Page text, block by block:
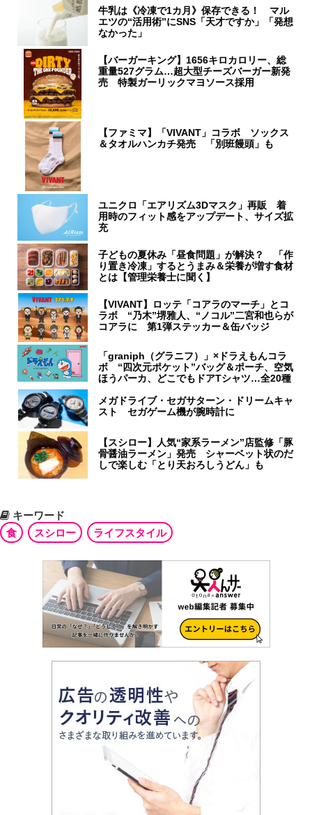
牛乳は《冷凍で1カ月》保存できる！ マル
エツの“活用術”にSNS「天才ですか」「発想
なかった」
【バーガーキング】1656キロカロリー、総
重量527グラム…超大型チーズバーガー新発
売 特製ガーリックマヨソース採用
【ファミマ】「VIVANT」コラボ ソックス
＆タオルハンカチ発売 「別班饅頭」も
ユニクロ「エアリズム3Dマスク」再販 着
用時のフィット感をアップデート、サイズ拡
充
子どもの夏休み「昼食問題」が解決？ 「作
り置き冷凍」するとうまみ＆栄養が増す食材
とは【管理栄養士に聞く】
【VIVANT】ロッテ「コアラのマーチ」とコ
ラボ “乃木”堺雅人、“ノコル”二宮和也らが
コアラに 第1弾ステッカー＆缶バッジ
「graniph（グラニフ）」×ドラえもんコラ
ボ “四次元ポケット”バッグ＆ポーチ、空気
ほうパーカ、どこでもドアTシャツ…全20種
メガドライブ・セガサターン・ドリームキャ
スト セガゲーム機が腕時計に
【スシロー】人気“家系ラーメン”店監修「豚
骨醤油ラーメン」発売 シャーベット状のだ
しで楽しむ「とり天おろしうどん」も
キーワード
食
スシロー ライフスタイル